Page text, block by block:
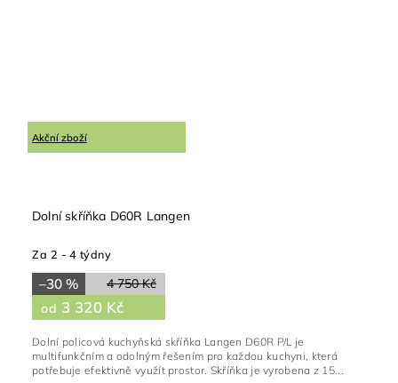
Akční zboží
Dolní skříňka D60R Langen
Za 2 - 4 týdny
4 750 Kč
–30 %
od 3 320 Kč
Dolní policová kuchyňská skříňka Langen D60R P/L je
multifunkčním a odolným řešením pro každou kuchyni, která
potřebuje efektivně využít prostor. Skříňka je vyrobena z 15...